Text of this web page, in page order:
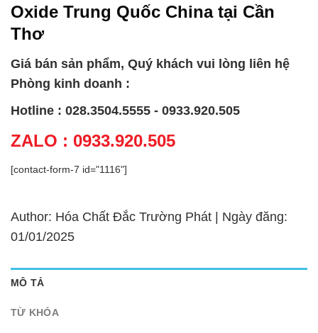
Oxide Trung Quốc China tại Cần
Thơ
Giá bán sản phẩm, Quý khách vui lòng liên hệ
Phòng kinh doanh :
Hotline : 028.3504.5555 - 0933.920.505
ZALO : 0933.920.505
[contact-form-7 id="1116"]
Author: Hóa Chất Đắc Trường Phát | Ngày đăng:
01/01/2025
MÔ TẢ
TỪ KHÓA